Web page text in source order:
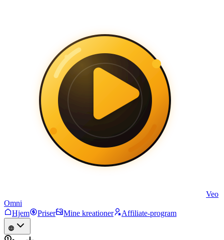
Veo
Omni
Hjem
Priser Mine kreationer Affiliate-program